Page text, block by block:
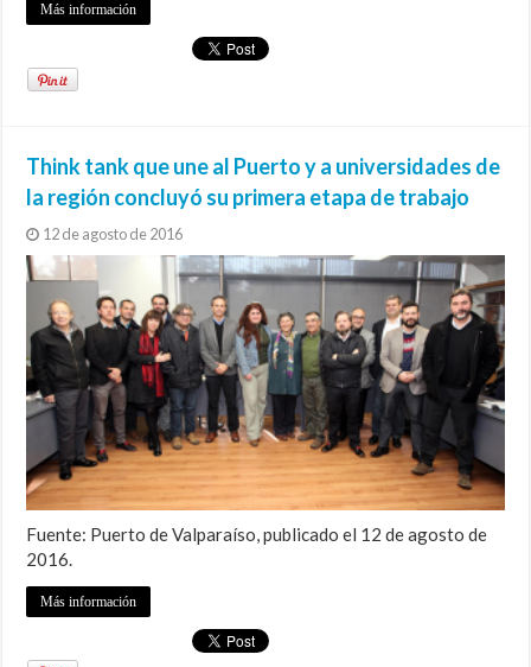
Más información
Think tank que une al Puerto y a universidades de
la región concluyó su primera etapa de trabajo
12 de agosto de 2016
Fuente: Puerto de Valparaíso, publicado el 12 de agosto de
2016.
Más información